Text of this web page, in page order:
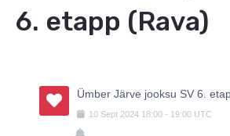
6. etapp (Rava)
Ümber Järve jooksu SV 6.
10 Sept 2024 18:00 - 19:00 UTC